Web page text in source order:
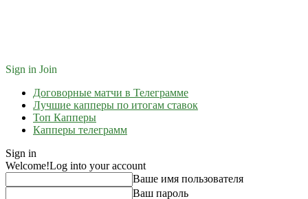
Sign in Join
Договорные матчи в Телеграмме
Лучшие капперы по итогам ставок
Топ Капперы
Капперы телеграмм
Sign in
Welcome!Log into your account
Ваше имя пользователя
Ваш пароль